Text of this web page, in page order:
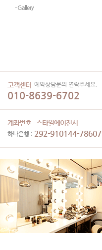
- Gallery
고객센터 예약상담문의 연락주세요.
010-8639-6702
계좌번호 - 스타일에이전시
하나은행 : 292-910144-78607